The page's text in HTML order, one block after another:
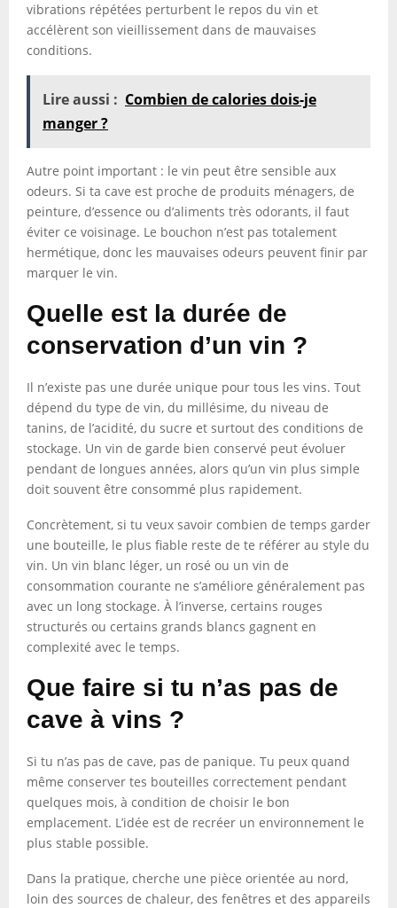
vibrations répétées perturbent le repos du vin et
accélèrent son vieillissement dans de mauvaises
conditions.
Lire aussi : Combien de calories dois-je
manger ?
Autre point important : le vin peut être sensible aux
odeurs. Si ta cave est proche de produits ménagers, de
peinture, d’essence ou d’aliments très odorants, il faut
éviter ce voisinage. Le bouchon n’est pas totalement
hermétique, donc les mauvaises odeurs peuvent finir par
marquer le vin.
Quelle est la durée de
conservation d’un vin ?
Il n’existe pas une durée unique pour tous les vins. Tout
dépend du type de vin, du millésime, du niveau de
tanins, de l’acidité, du sucre et surtout des conditions de
stockage. Un vin de garde bien conservé peut évoluer
pendant de longues années, alors qu’un vin plus simple
doit souvent être consommé plus rapidement.
Concrètement, si tu veux savoir combien de temps garder
une bouteille, le plus fiable reste de te référer au style du
vin. Un vin blanc léger, un rosé ou un vin de
consommation courante ne s’améliore généralement pas
avec un long stockage. À l’inverse, certains rouges
structurés ou certains grands blancs gagnent en
complexité avec le temps.
Que faire si tu n’as pas de
cave à vins ?
Si tu n’as pas de cave, pas de panique. Tu peux quand
même conserver tes bouteilles correctement pendant
quelques mois, à condition de choisir le bon
emplacement. L’idée est de recréer un environnement le
plus stable possible.
Dans la pratique, cherche une pièce orientée au nord,
loin des sources de chaleur, des fenêtres et des appareils